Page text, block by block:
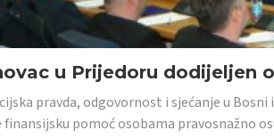
u Prijedoru dodijeljen
pravda, odgovornost i sjećanje u
finansijsku pomoć osobama pravosnažno